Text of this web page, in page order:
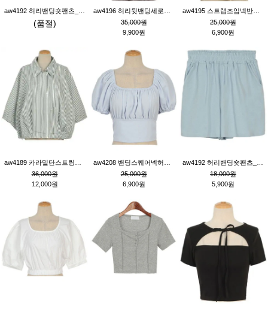
(품절)
35,000원
9,900원
25,000원
6,900원
36,000원
12,000원
25,000원
6,900원
18,000원
5,900원